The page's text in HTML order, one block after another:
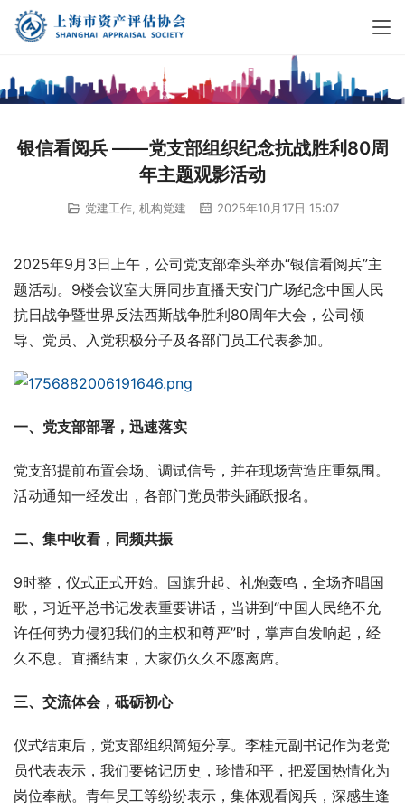
银信看阅兵 ——党支部组织纪念抗战胜利80周
年主题观影活动
党建工作, 机构党建 2025年10月17日 15:07
2025年9月3日上午，公司党支部牵头举办“银信看阅兵”主
题活动。9楼会议室大屏同步直播天安门广场纪念中国人民
抗日战争暨世界反法西斯战争胜利80周年大会，公司领
导、党员、入党积极分子及各部门员工代表参加。
一、党支部部署，迅速落实
党支部提前布置会场、调试信号，并在现场营造庄重氛围。
活动通知一经发出，各部门党员带头踊跃报名。
二、集中收看，同频共振
9时整，仪式正式开始。国旗升起、礼炮轰鸣，全场齐唱国
歌，习近平总书记发表重要讲话，当讲到“中国人民绝不允
许任何势力侵犯我们的主权和尊严”时，掌声自发响起，经
久不息。直播结束，大家仍久久不愿离席。
三、交流体会，砥砺初心
仪式结束后，党支部组织简短分享。李桂元副书记作为老党
员代表表示，我们要铭记历史，珍惜和平，把爱国热情化为
岗位奉献。青年员工等纷纷表示，集体观看阅兵，深感生逢